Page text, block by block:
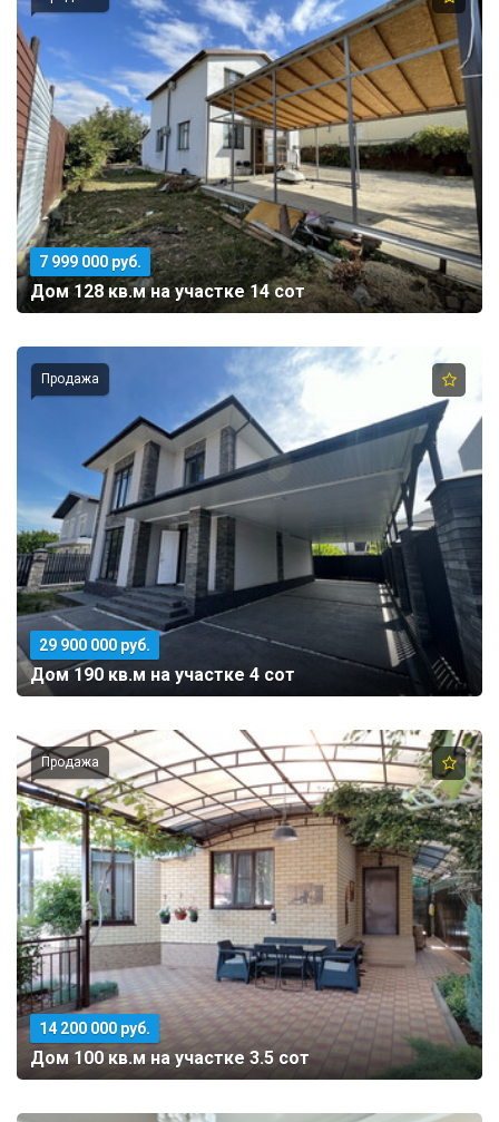
7 999 000 руб.
Дом 128 кв.м на участке 14 сот
Продажа
29 900 000 руб.
Дом 190 кв.м на участке 4 сот
Продажа
14 200 000 руб.
Дом 100 кв.м на участке 3.5 сот